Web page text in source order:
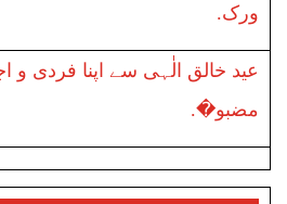
ورک.
عید خالق الٰہی سے اپنا فردی و
مضبو�.